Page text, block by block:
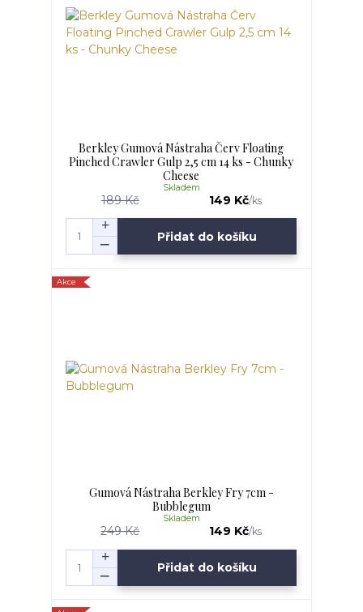
Berkley Gumová Nástraha Červ Floating
Pinched Crawler Gulp 2,5 cm 14 ks - Chunky
Cheese
189 Kč 149 Kč/ks
Skladem
Přidat do košíku
Akce
Gumová Nástraha Berkley Fry 7cm -
Bubblegum
249 Kč 149 Kč/ks
Skladem
Přidat do košíku